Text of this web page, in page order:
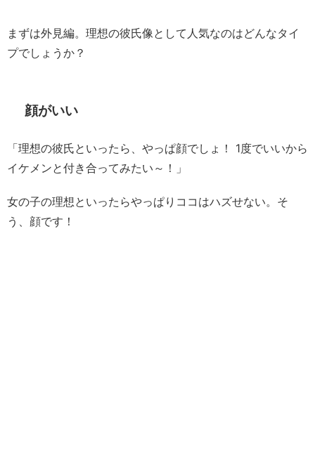
まずは外見編。理想の彼氏像として人気なのはどんなタイ
プでしょうか？
顔がいい
「理想の彼氏といったら、やっぱ顔でしょ！ 1度でいいから
イケメンと付き合ってみたい～！」
女の子の理想といったらやっぱりココはハズせない。そ
う、顔です！